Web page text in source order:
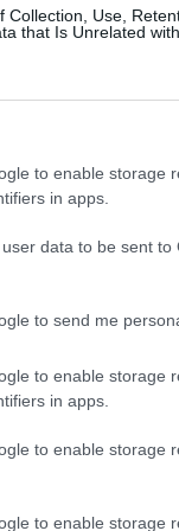
Collection, Use,
that Is Unrelated
to enable storage
in apps.
data to be sent
to send me
to enable storage
in apps.
to enable storage
to enable storage
BL következő
Tetszik 0
dvsc loki szurkolók